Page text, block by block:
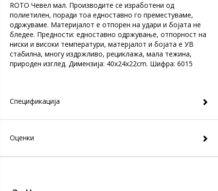
ROTO Чевел мал. Производите се изработени од
полиетилен, поради тоа едноставно го преместуваме,
одржуваме. Материјалот е отпорен на удари и бојата не
бледее. Предности: едноставно одржување, отпорност на
ниски и високи температури, матерјалот и бојата е УВ
стабилна, многу издржливо, рециклажа, мала тежина,
природен изглед. Димензија: 40x24x22cm. Шифра: 6015
Спецификација
Оценки